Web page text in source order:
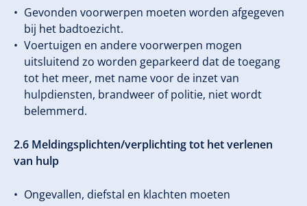
Gevonden voorwerpen moeten worden afgegeven
bij het badtoezicht.
Voertuigen en andere voorwerpen mogen
uitsluitend zo worden geparkeerd dat de toegang
tot het meer, met name voor de inzet van
hulpdiensten, brandweer of politie, niet wordt
belemmerd.
2.6 Meldingsplichten/verplichting tot het verlenen
van hulp
Ongevallen, diefstal en klachten moeten